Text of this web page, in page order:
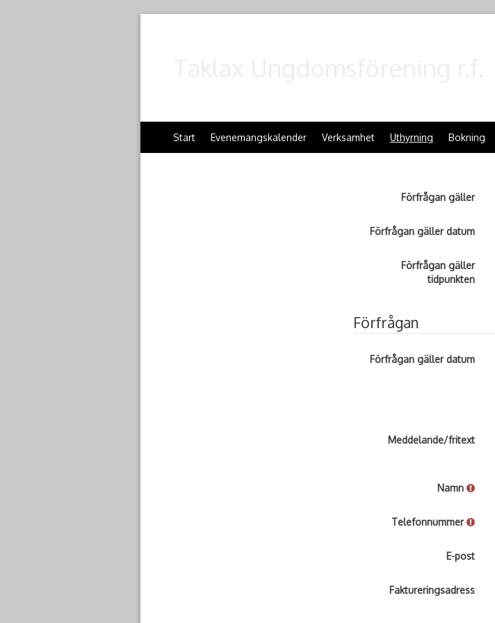
Start Evenemangskalender Verksamhet Uthyrning Bokning
Förfrågan gäller
Förfrågan gäller datum
Förfrågan gäller
tidpunkten
Förfrågan
Förfrågan gäller datum
Meddelande/fritext
Namn
Telefonnummer
E-post
Faktureringsadress